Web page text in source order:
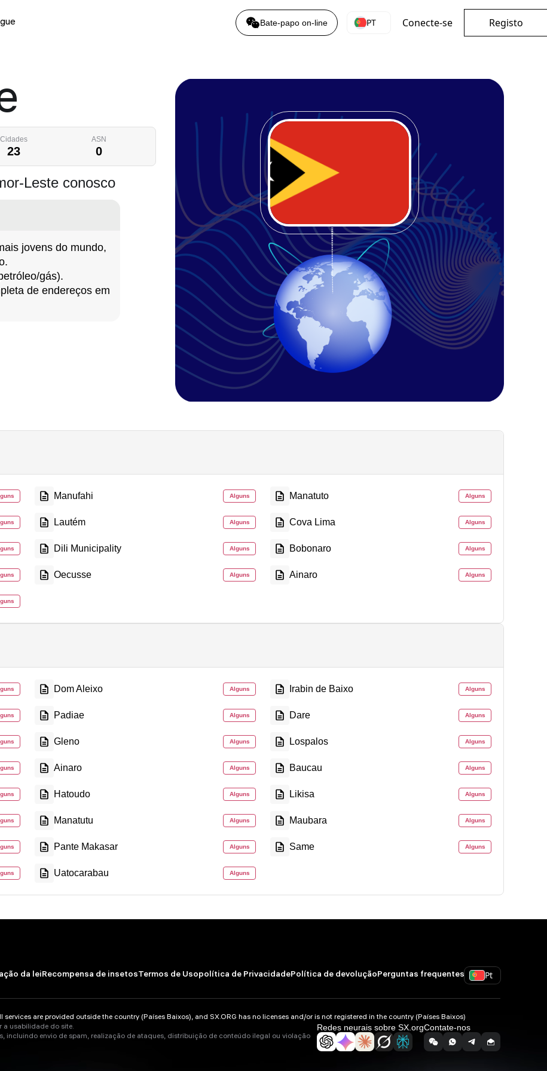
Bate-papo on-line PT Conecte-se Registo
Cidades
23
ASN
0
Leste conosco
jovens do mundo,
gás).
de endereços em
Manufahi Alguns Manatuto Alguns
Lautém Alguns Cova Lima Alguns
Dili Municipality Alguns Bobonaro Alguns
Oecusse Alguns Ainaro Alguns
Dom Aleixo Alguns Irabin de Baixo Alguns
Padiae Alguns Dare Alguns
Gleno Alguns Lospalos Alguns
Ainaro Alguns Baucau Alguns
Hatoudo Alguns Likisa Alguns
Manatutu Alguns Maubara Alguns
Pante Makasar Alguns Same Alguns
Uatocarabau Alguns
da leiRecompensa de insetosTermos de Usopolítica de PrivacidadePolítica de devoluçãoPerguntas frequentes Pt
are provided outside the country (Países Baixos), and SX.ORG has no licenses and/or is not registered in the country (Países Baixos)
a usabilidade do site.
incluindo envio de spam, realização de ataques, distribuição de conteúdo ilegal ou violação
Redes neurais sobre SX.orgContate-nos